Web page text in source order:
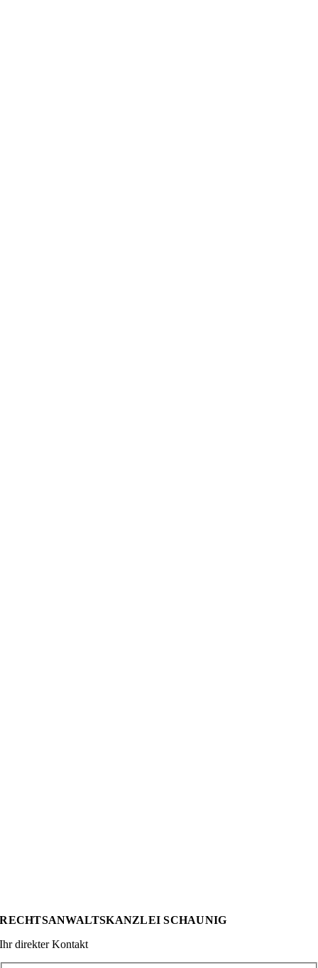
RECHTSANWALTSKANZLEI SCHAUNIG
Ihr direkter Kontakt